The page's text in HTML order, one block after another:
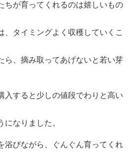
ちが育ってくれるのは嬉しいもの
、タイミングよく収穫していくこ
ら、摘み取ってあげないと若い芽
入すると少しの値段でわりと高い
になりました。
浴びながら、ぐんぐん育ってくれ